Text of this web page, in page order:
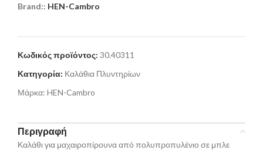
Brand:: HEN-Cambro
Κωδικός προϊόντος: 30.40311
Κατηγορία: Καλάθια Πλυντηρίων
Μάρκα: HEN-Cambro
Περιγραφή
Καλάθι για μαχαιροπίρουνα από πολυπροπυλένιο σε μπλε